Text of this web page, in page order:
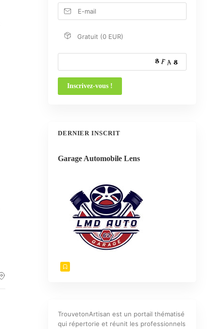
Gratuit (0 EUR)
DERNIER INSCRIT
Garage Automobile Lens
TrouvetonArtisan est un portail thématisé
qui répertorie et réunit les professionnels